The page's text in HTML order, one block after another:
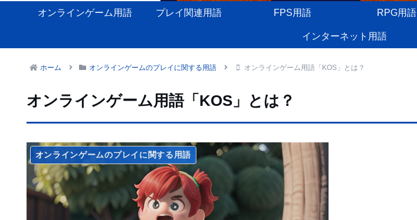
オンラインゲーム用語 プレイ関連用語 FPS用語 RPG用語
インターネット用語
ホーム オンラインゲームのプレイに関する用語 オンラインゲーム用語「KOS」とは？
オンラインゲーム用語「KOS」とは？
オンラインゲームのプレイに関する用語